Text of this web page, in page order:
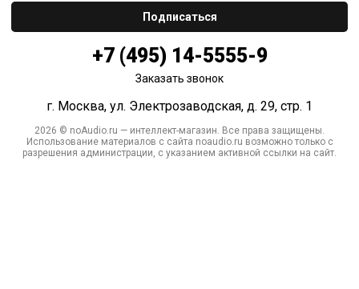
+7 (495) 14-5555-9
Заказать звонок
г. Москва, ул. Электрозаводская, д. 29, стр. 1
2026 © noAudio.ru — интеллект-магазин. Все права защищены.
Использование материалов с сайта noaudio.ru возможно только с
разрешения администрации, с указанием активной ссылки на сайт.